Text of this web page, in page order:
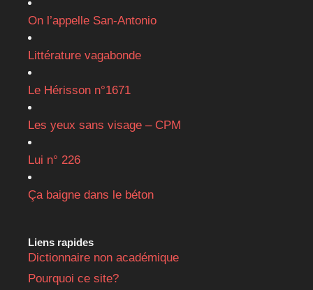
On l’appelle San-Antonio
Littérature vagabonde
Le Hérisson n°1671
Les yeux sans visage – CPM
Lui n° 226
Ça baigne dans le béton
Liens rapides
Dictionnaire non académique
Pourquoi ce site?